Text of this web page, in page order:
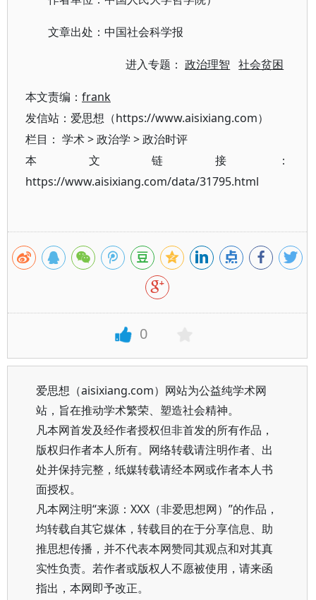
文章出处：中国社会科学报
进入专题：政治理智 社会贫困
本文责编： frank
发信站：爱思想（https://www.aisixiang.com）
栏目： 学术>政治学 >政治时评
本文链接：
https://www.aisixiang.com/data/31795.html
0
爱思想（aisixiang.com）网站为公益纯学术网
站，旨在推动学术繁荣、塑造社会精神。
凡本网首发及经作者授权但非首发的所有作品，
版权归作者本人所有。网络转载请注明作者、出
处并保持完整，纸媒转载请经本网或作者本人书
面授权。
凡本网注明“来源：XXX（非爱思想网）”的作品，
均转载自其它媒体，转载目的在于分享信息、助
推思想传播，并不代表本网赞同其观点和对其真
实性负责。若作者或版权人不愿被使用，请来函
指出，本网即予改正。